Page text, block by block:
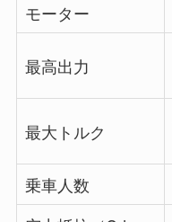
モーター
最高出力
最大トルク
乗車人数